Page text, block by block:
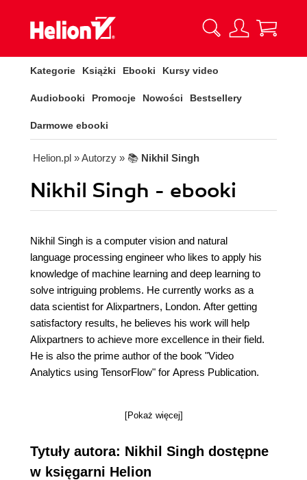
Kategorie Książki Ebooki Kursy video
Audiobooki Promocje Nowości Bestsellery
Darmowe ebooki
Helion.pl » Autorzy » 📚 Nikhil Singh
Nikhil Singh - ebooki
Nikhil Singh is a computer vision and natural
language processing engineer who likes to apply his
knowledge of machine learning and deep learning to
solve intriguing problems. He currently works as a
data scientist for Alixpartners, London. After getting
satisfactory results, he believes his work will help
Alixpartners to achieve more excellence in their field.
He is also the prime author of the book "Video
Analytics using TensorFlow" for Apress Publication.
[Pokaż więcej]
Tytuły autora: Nikhil Singh dostępne
w księgarni Helion